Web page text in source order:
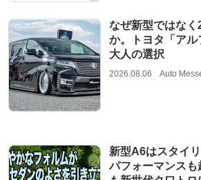
なぜ新型ではな
か。トヨタ「ア
大人の選択
2026.08.06 Auto
新型A6はスタイ
パフォーマンス